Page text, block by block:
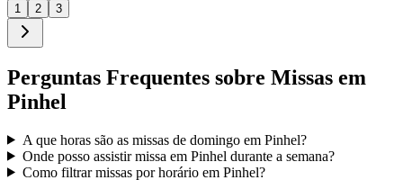
1 2 3
Perguntas Frequentes sobre Missas em
Pinhel
A que horas são as missas de domingo em Pinhel?
Onde posso assistir missa em Pinhel durante a semana?
Como filtrar missas por horário em Pinhel?